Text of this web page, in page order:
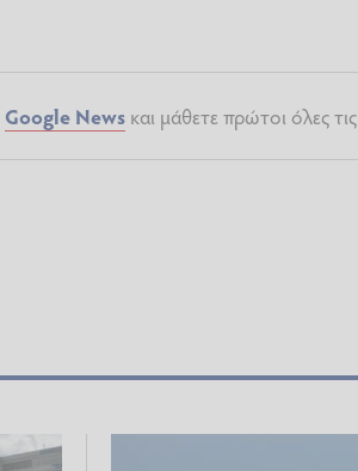
Google Newsκαι μάθετε πρώτοι όλες τις